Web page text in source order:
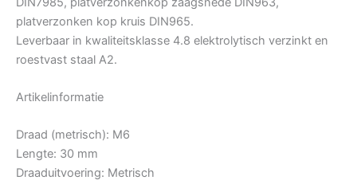
platverzonken kop kruis DIN965.
Leverbaar in kwaliteitsklasse 4.8 elektrolytisch verzinkt en
roestvast staal A2.
Artikelinformatie
Draad (metrisch): M6
Lengte: 30 mm
Draaduitvoering: Metrisch